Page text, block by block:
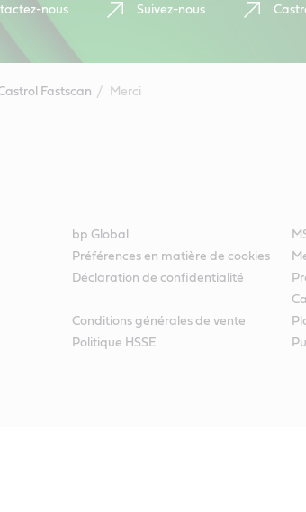
nous Suivez-nous
Fastscan Merci
bp Global
Préférences en matière de cookies
Déclaration de confidentialité
Conditions générales de vente
Politique HSSE